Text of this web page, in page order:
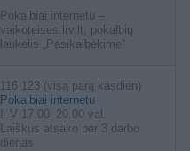
Pokalbiai internetu –
vaikoteises.lrv.lt, pokalbių
laukelis „Pasikalbėkime“
116 123 (visą parą kasdien)
Pokalbiai internetu
I–V 17.00–20.00 val.
Laiškus atsako per 3 darbo
dienas